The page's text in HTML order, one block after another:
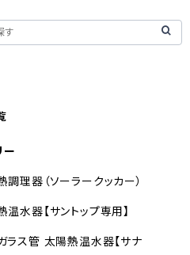
ー
調理器（ソーラークッカー）
温水器【サントップ専用】
ラス管 太陽熱温水器【サナ